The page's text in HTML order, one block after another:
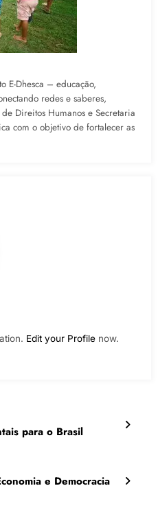
E-Dhesca – educação,
redes e saberes,
Direitos Humanos e Secretaria
com o objetivo de fortalecer as
Edit your Profile now.
para o Brasil
e Democracia